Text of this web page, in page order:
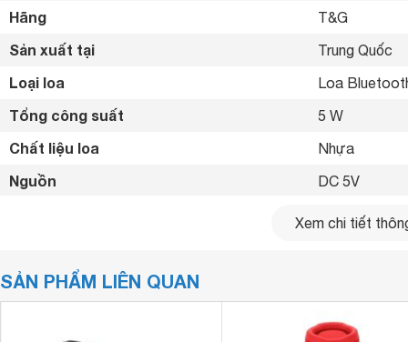
Hãng T&G
Sản xuất tại Trung Quốc
Loại loa Loa
Tổng công suất 5 W
Chất liệu loa Nhựa
Nguồn DC 5V
500mAh
Trở kháng
Xem chi tiết
SẢN PHẨM LIÊN QUAN